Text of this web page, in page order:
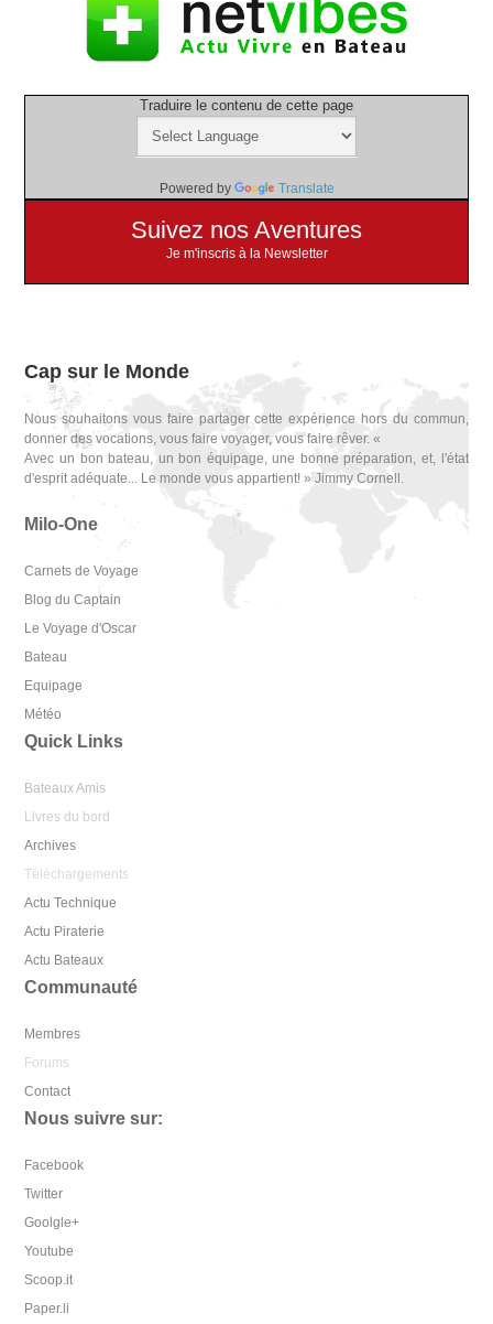
Traduire le contenu de cette page
Powered by Translate
Suivez nos Aventures
Je m'inscris à la Newsletter
Cap sur le Monde
Nous souhaitons vous faire partager cette expérience hors du commun,
donner des vocations, vous faire voyager, vous faire rêver. «
Avec un bon bateau, un bon équipage, une bonne préparation, et, l'état
d'esprit adéquate... Le monde vous appartient! » Jimmy Cornell.
Milo-One
Carnets de Voyage
Blog du Captain
Le Voyage d'Oscar
Bateau
Equipage
Météo
Quick Links
Bateaux Amis
Livres du bord
Archives
Téléchargements
Actu Technique
Actu Piraterie
Actu Bateaux
Communauté
Membres
Forums
Contact
Nous suivre sur:
Facebook
Twitter
Goolgle+
Youtube
Scoop.it
Paper.li